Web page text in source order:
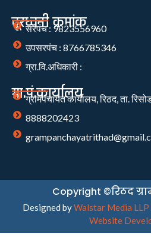
दूरध्वनी क्रमांक
सरपंच : 9823556960
उपसरपंच : 8766785346
ग्रा.वि.अधिकारी :
ग्रा.पं.कार्यालय
ग्रामपंचायत कार्यालय, रिठद, ता.
8888202423
Copyright ©रिठद
Designed byWalstar Media LLP
Website